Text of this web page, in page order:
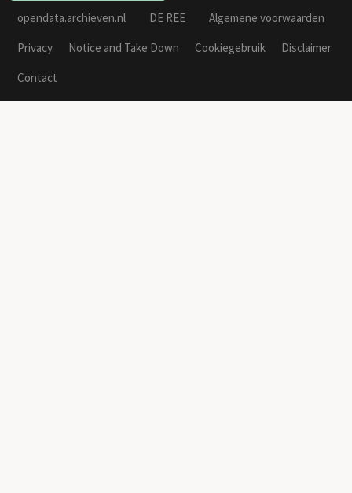
opendata.archieven.nl DE REE
Algemene voorwaarden
Privacy
Notice and Take Down Cookiegebruik
Disclaimer
Contact